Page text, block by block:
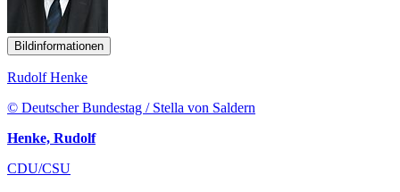
Henke, Rudolf
CDU/CSU
()